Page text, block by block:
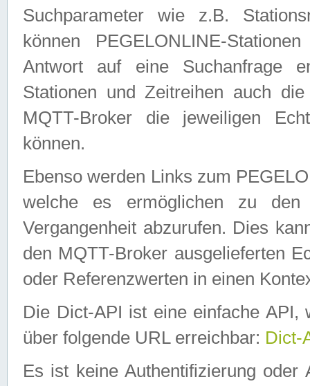
Suchparameter wie z.B.
können PEGELONLINE-
Antwort auf eine Suchanfrage
Stationen und Zeitreihen auch
MQTT-Broker die jeweiligen
können.
Ebenso werden Links zum
welche es ermöglichen zu den
Vergangenheit abzurufen. Dies
den MQTT-Broker ausgelieferten
oder Referenzwerten in einen
Die Dict-API ist eine einfache API,
über folgende URL erreichbar: Dict-
Es ist keine Authentifizierung